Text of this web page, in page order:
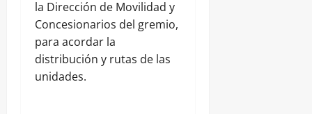
la Dirección de Movilidad y
Concesionarios del gremio,
para acordar la
distribución y rutas de las
unidades.